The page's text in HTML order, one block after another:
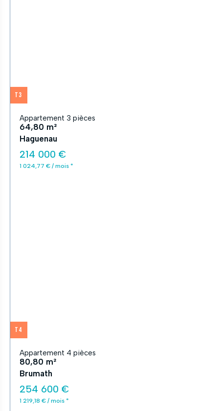
T3
Appartement 3 pièces
64,80 m²
Haguenau
214 000 €
1 024,77 € / mois *
T4
Appartement 4 pièces
80,80 m²
Brumath
254 600 €
1 219,18 € / mois *